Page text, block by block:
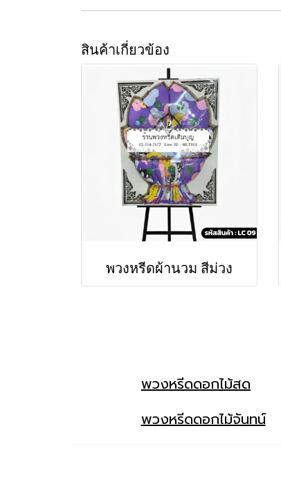
สินค้าเกี่ยวข้อง
พวงหรีดผ้านวม สีม่วง
พวงหรีดดอกไม้สด
พวงหรีดดอกไม้จันทน์